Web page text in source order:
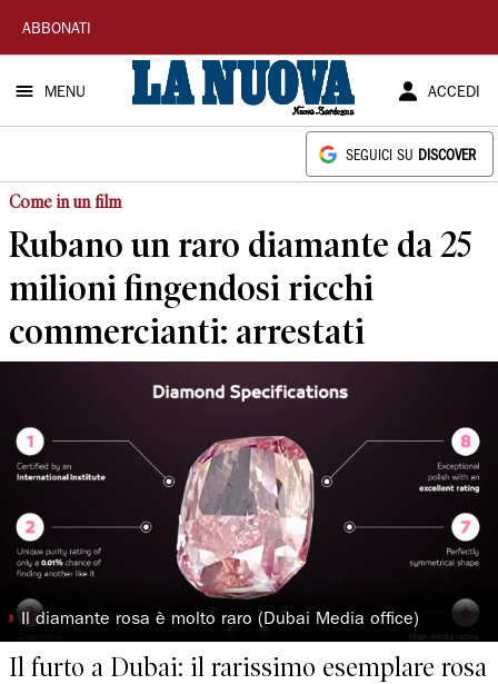
La
Nuova
Sardegna
ABBONATI
MENU ACCEDI
SEGUICI SU DISCOVER
Come in un film
Rubano un raro diamante da 25
milioni fingendosi ricchi
commercianti: arrestati
◗ Il diamante rosa è molto raro (Dubai Media office)
Il furto a Dubai: il rarissimo esemplare rosa